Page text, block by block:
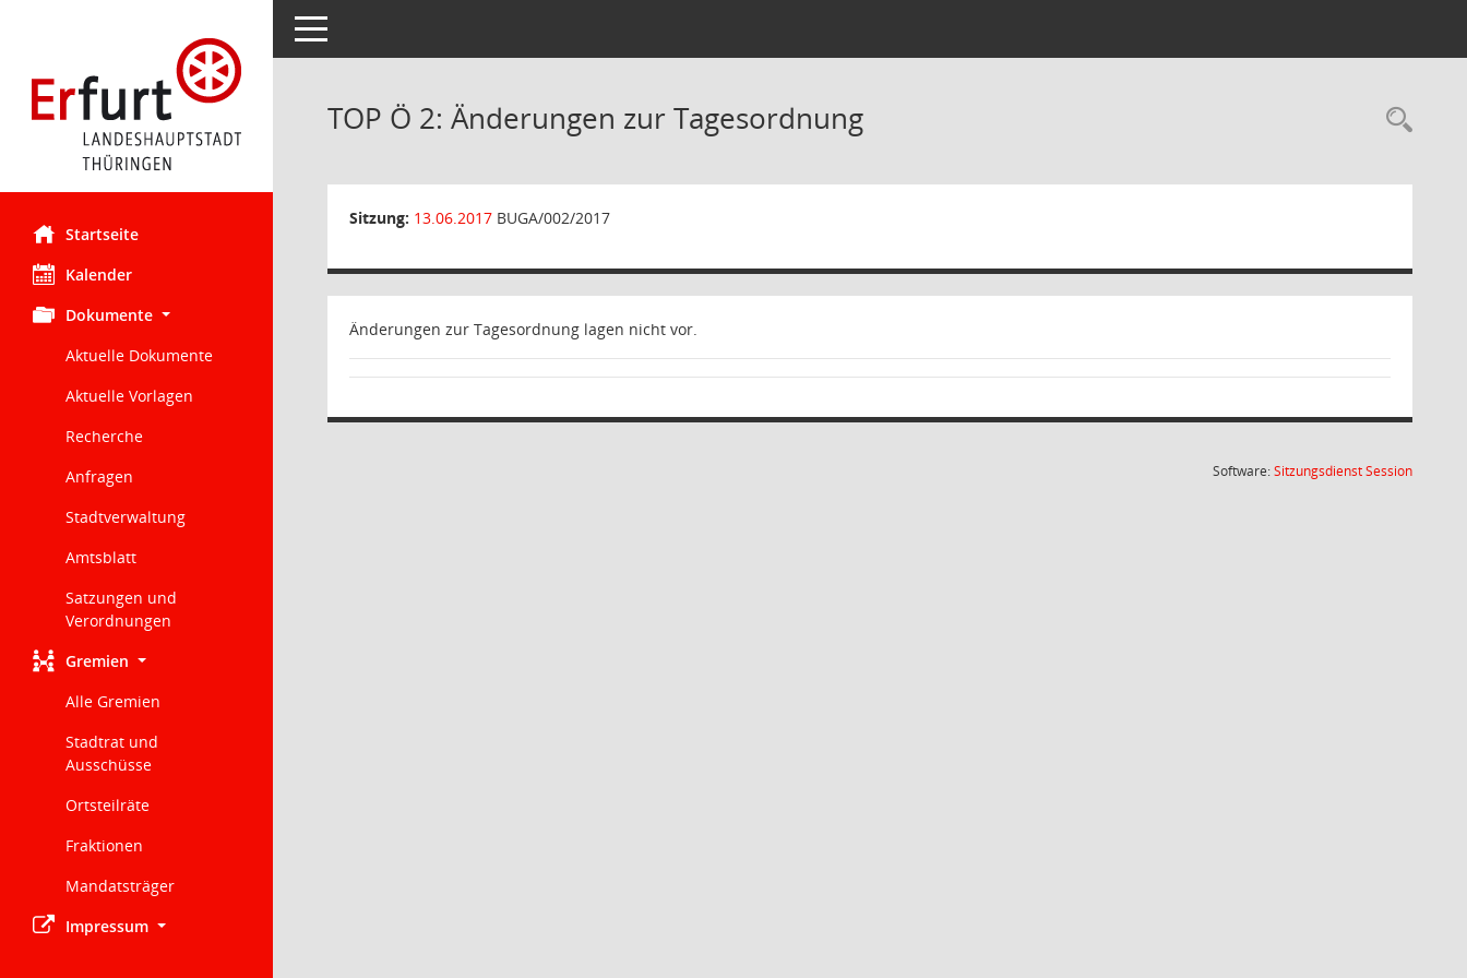
Startseite
Kalender
Dokumente
Aktuelle Dokumente
Aktuelle Vorlagen
Recherche
Anfragen
Stadtverwaltung
Amtsblatt
Satzungen und
Verordnungen
Gremien
Alle Gremien
Stadtrat und
Ausschüsse
Ortsteilräte
Fraktionen
Mandatsträger
Impressum
Toggle navigation
TOP Ö 2: Änderungen zur Tagesordnung
Sitzung: 13.06.2017 BUGA/002/2017
Änderungen zur Tagesordnung lagen nicht vor.
Software:SitzungsdienstSession(Wird in